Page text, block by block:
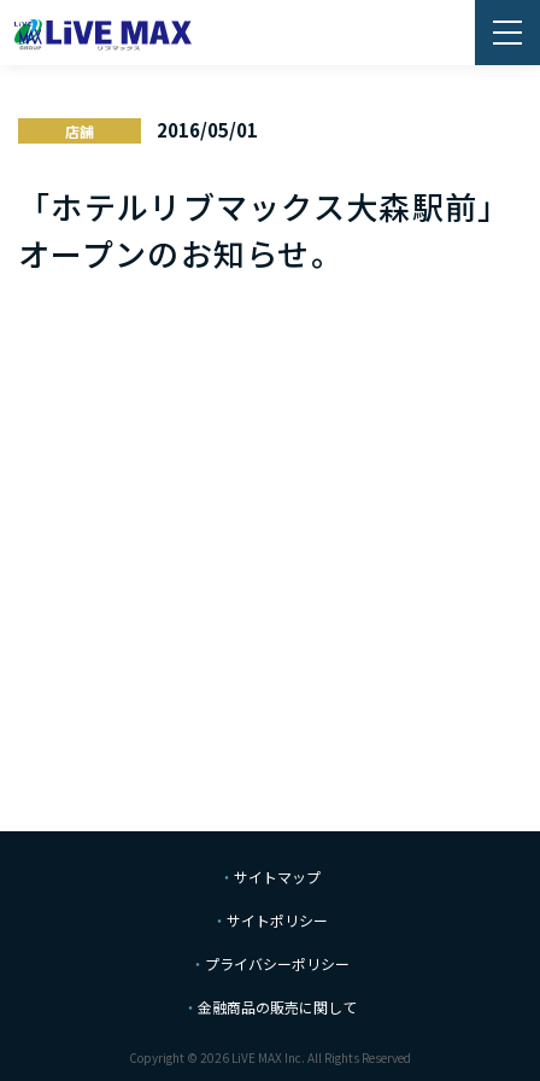
店舗 2016/05/01
「ホテルリブマックス大森駅前」
オープンのお知らせ。
サイトマップ
サイトポリシー
プライバシーポリシー
金融商品の販売に関して
Copyright © 2026 LiVE MAX Inc. All Rights Reserved